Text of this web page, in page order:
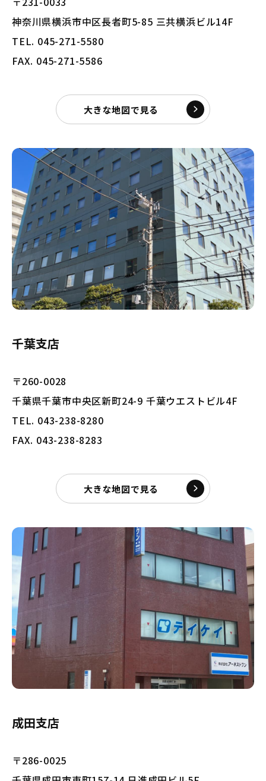
神奈川県横浜市中区長者町5-85 三共横浜ビル14F
TEL. 045-271-5580
FAX. 045-271-5586
大きな地図で見る
千葉支店
〒260-0028
千葉県千葉市中央区新町24-9 千葉ウエストビル4F
TEL. 043-238-8280
FAX. 043-238-8283
大きな地図で見る
成田支店
〒286-0025